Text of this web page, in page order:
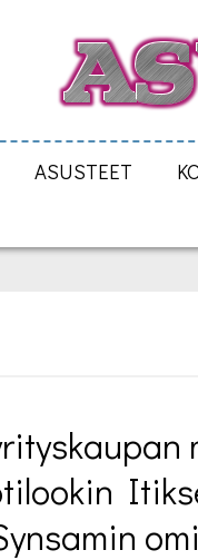
ASUSTEET